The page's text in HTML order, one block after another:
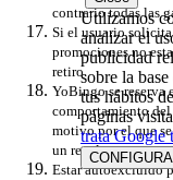
contrario todas las
Si el usuario solicita
promociones no
retiro.
YoBingo se reserva
comportamiento del
motivo por el que
un regalo.
Estar autoexcluido
Utilizamos
analizar el
publicidad
sobre la
tus hábitos
páginas
trata Google